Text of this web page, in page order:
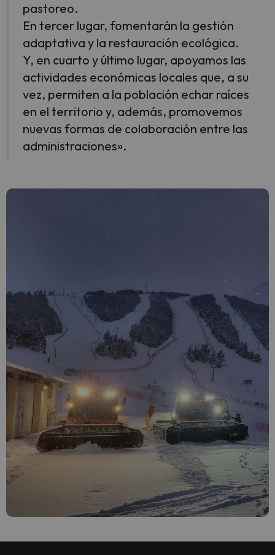
pastoreo.
En tercer lugar, fomentarán la gestión
adaptativa y la restauración ecológica.
Y, en cuarto y último lugar, apoyamos las
actividades económicas locales que, a su
vez, permiten a la población echar raíces
en el territorio y, además, promovemos
nuevas formas de colaboración entre las
administraciones».